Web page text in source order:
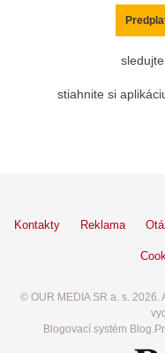
stiahnite si
Kontakty Reklama
© OUR MEDIA SR a. s.
Blogovací systém